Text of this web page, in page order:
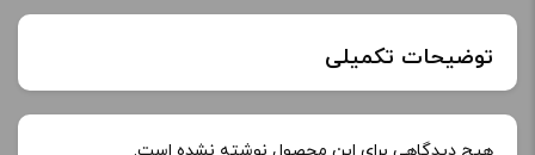
توضیحات تکمیلی
طعم: Banana Cream Pie